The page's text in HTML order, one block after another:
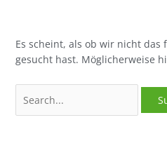
Es scheint, als ob wir nicht das
gesucht hast. Möglicherweise